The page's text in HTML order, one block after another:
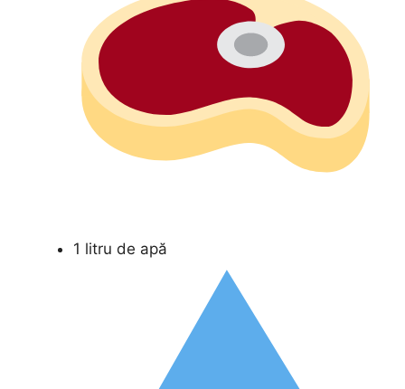
1 litru de apă